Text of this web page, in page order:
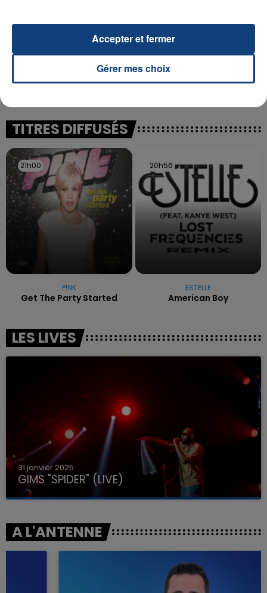
UNE ADOLESCENTE DEVANT SE FAIRE
OPÉRER DE LA CHEVILLE RESSORT DE LA...
reconnu sa responsabilité et présenté ses
excuses.
TITRES DIFFUSÉS
21h00
21h00
P!NK
Get The Party Started
20h56
20h56
ESTELLE
American Boy
LES LIVES
31 janvier 2025
GIMS "SPIDER" (LIVE)
A L'ANTENNE
Gérer mes choix
Accepter et fermer